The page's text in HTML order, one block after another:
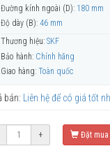
Đường kính ngoài (D): 180 mm
Độ dày (B): 46 mm
Thương hiệu: SKF
Bảo hành: Chính hãng
Giao hàng: Toàn quốc
bán: Liên hệ để có giá tốt
+ Đặt mua